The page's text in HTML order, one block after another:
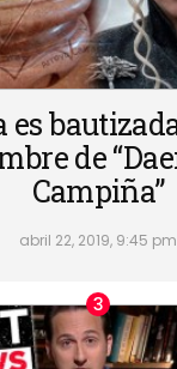
es
de
Campiña”
abril 22, 2019, 9:45 pm